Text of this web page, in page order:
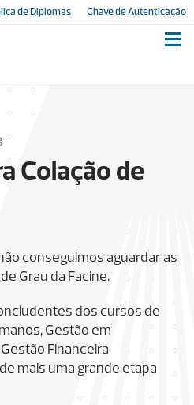
de Diplomas Chave de Autenticação
Colação de
conseguimos aguardar as
Grau da Facine.
dos cursos de
Gestão em
Financeira
mais uma grande etapa